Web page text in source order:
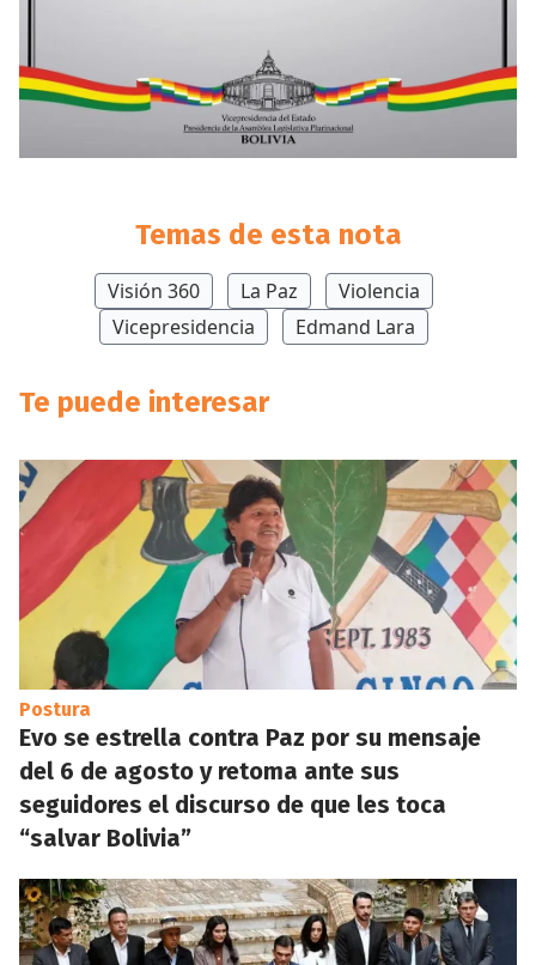
Temas de esta nota
Visión 360 La Paz
Violencia
Vicepresidencia
Edmand Lara
Te puede interesar
Postura
Evo se estrella contra Paz por su mensaje
del 6 de agosto y retoma ante sus
seguidores el discurso de que les toca
“salvar Bolivia”